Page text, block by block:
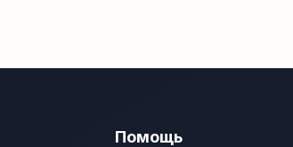
Помощь